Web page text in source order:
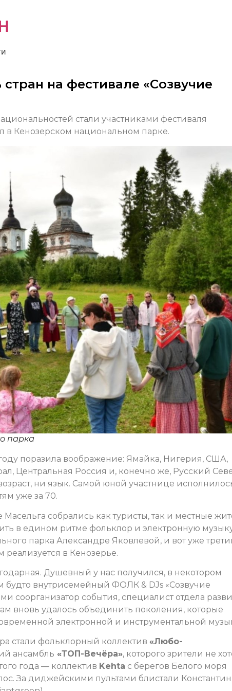
на фестивале «Созвучие
стали участниками фестиваля
в Кенозерском национальном парке.
парка
поразила воображение: Ямайка, Нигерия, США,
Центральная Россия и, конечно же, Русский
ни язык. Самой юной участнице
уже за 70.
собрались как туристы, так и местные
в едином ритме фольклор и электронную
парка Александре Яковлевой, и вот уже
реализуется в Кенозерье.
Душевный у нас получился, в некотором
внутрисемейный ФОЛК & DJs «Созвучие
соорганизатор события, специалист отдела
вновь удалось объединить поколения, которые
электронной и инструментальной
стали фольклорный коллектив «Любо-
ансамбль «ТОП-Вечёра», которого зрители не
года — коллектив Kehta с берегов Белого моря
За диджейскими пультами блистали Константин